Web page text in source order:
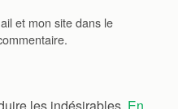
et mon site dans le
les indésirables. En